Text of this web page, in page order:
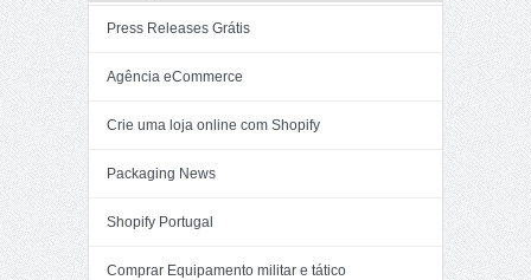
Press Releases Grátis
Agência eCommerce
Crie uma loja online com Shopify
Packaging News
Shopify Portugal
Comprar Equipamento militar e tático